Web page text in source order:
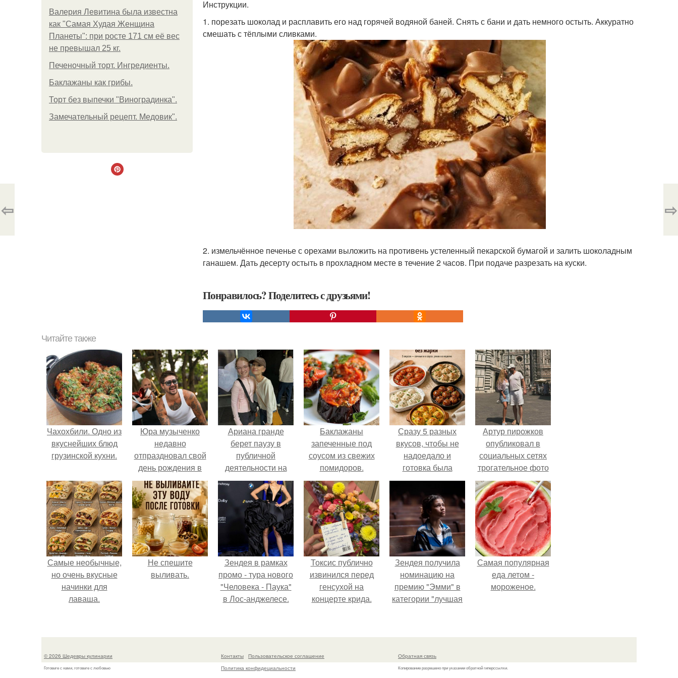
Валерия Левитина была известна
как "Самая Худая Женщина
Планеты": при росте 171 см её вес
не превышал 25 кг.
Печеночный торт. Ингредиенты.
Баклажаны как грибы.
Торт без выпечки "Виноградинка".
Замечательный рецепт. Медовик".
Инструкции.
1. порезать шоколад и расплавить его над горячей водяной баней. Снять с бани и дать немного остыть. Аккуратно
смешать с тёплыми сливками.
2. измельчённое печенье с орехами выложить на противень устеленный пекарской бумагой и залить шоколадным
ганашем. Дать десерту остыть в прохладном месте в течение 2 часов. При подаче разрезать на куски.
Понравилось? Поделитесь с друзьями!
⇦ ⇨
Читайте также
Чахохбили. Одно из
вкуснейших блюд
грузинской кухни.
Юра музыченко
недавно
отпраздновал свой
день рождения в
кругу самых
близких и родных
людей.
Ариана гранде
берет паузу в
публичной
деятельности на
фоне слухов о
своем здоровье.
Баклажаны
запеченные под
соусом из свежих
помидоров.
Сразу 5 разных
вкусов, чтобы не
надоедало и
готовка была
проще.
Артур пирожков
опубликовал в
социальных сетях
трогательное фото
с супругой
Анжеликой,
сделанное во
время их недавнего
путешествия в
Италию.
Самые необычные,
но очень вкусные
начинки для
лаваша.
Не спешите
выливать.
Зендея в рамках
промо - тура нового
"Человека - Паука"
в Лос-анджелесе.
Токсис публично
извинился перед
генсухой на
концерте крида.
Зендея получила
номинацию на
премию "Эмми" в
категории "лучшая
сериале" за третий
Самая популярная
еда летом -
мороженое.
© 2026 Шедевры кулинарии
Готовьте с нами, готовьте с любовью
Контакты
Пользовательское соглашение
Политика конфидециальности
Обратная связь
Копирование разрешено при указании обратной гиперссылки.